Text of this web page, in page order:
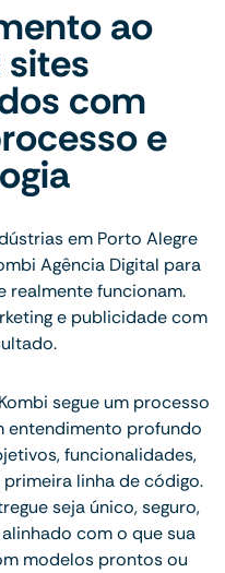
ao
sites
com
e
em Porto Alegre
Agência Digital para
realmente funcionam.
e publicidade com
segue um processo
entendimento profundo
funcionalidades,
linha de código.
seja único, seguro,
com o que sua
modelos prontos ou